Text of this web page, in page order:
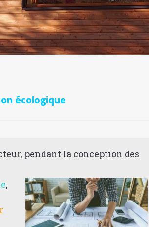
Accueil
écologique
pendant la conception des
,